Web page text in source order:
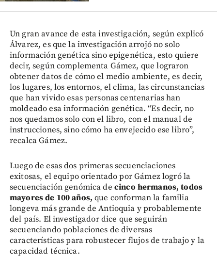
Un gran avance de esta investigación, según explicó
Álvarez, es que la investigación arrojó no solo
información genética sino epigenética, esto quiere
decir, según complementa Gámez, que lograron
obtener datos de cómo el medio ambiente, es decir,
los lugares, los entornos, el clima, las circunstancias
que han vivido esas personas centenarias han
moldeado esa información genética. “Es decir, no
nos quedamos solo con el libro, con el manual de
instrucciones, sino cómo ha envejecido ese libro”,
recalca Gámez.
Luego de esas dos primeras secuenciaciones
exitosas, el equipo orientado por Gámez logró la
secuenciación genómica de cinco hermanos, todos
mayores de 100 años,que conforman la familia
longeva más grande de Antioquia y probablemente
del país. El investigador dice que seguirán
secuenciando poblaciones de diversas
características para robustecer flujos de trabajo y la
capacidad técnica.